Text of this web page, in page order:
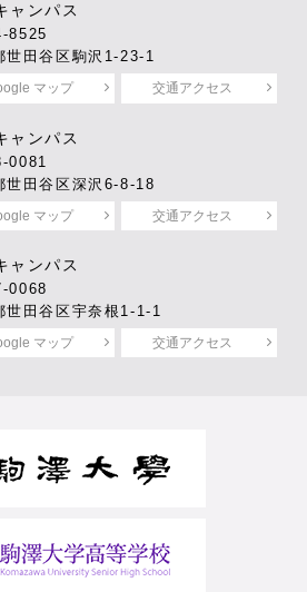
ャンパス
8525
世田谷区駒沢1-23-1
マップ 交通アクセス
ャンパス
0081
世田谷区深沢6-8-18
マップ 交通アクセス
ャンパス
0068
世田谷区宇奈根1-1-1
マップ 交通アクセス